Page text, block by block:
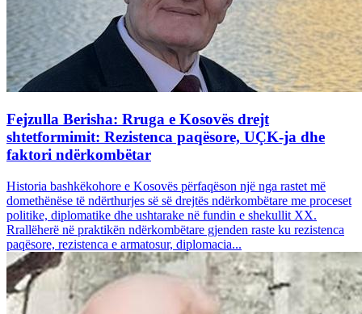
Fejzulla Berisha: Rruga e Kosovës drejt
shtetformimit: Rezistenca paqësore, UÇK-ja dhe
faktori ndërkombëtar
Historia bashkëkohore e Kosovës përfaqëson një nga rastet më
domethënëse të ndërthurjes së së drejtës ndërkombëtare me proceset
politike, diplomatike dhe ushtarake në fundin e shekullit XX.
Rrallëherë në praktikën ndërkombëtare gjenden raste ku rezistenca
paqësore, rezistenca e armatosur, diplomacia...